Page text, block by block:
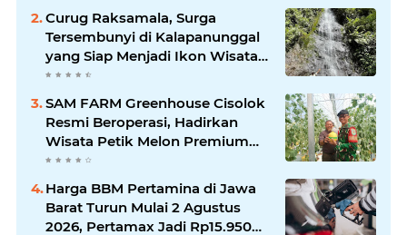
Curug Raksamala, Surga
Tersembunyi di Kalapanunggal
yang Siap Menjadi Ikon Wisata
Alam Baru Kabupaten
SAM FARM Greenhouse Cisolok
Resmi Beroperasi, Hadirkan
Wisata Petik Melon Premium
dan Edukasi Pertanian Modern
Harga BBM Pertamina di Jawa
Barat Turun Mulai 2 Agustus
2026, Pertamax Jadi Rp15.950